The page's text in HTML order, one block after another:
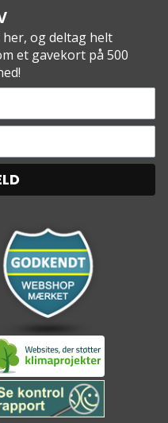
og deltag helt
et gavekort på 500